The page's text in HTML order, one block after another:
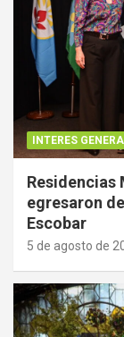
INTERES
Residencias
egresaron
Escobar
5 de agosto de